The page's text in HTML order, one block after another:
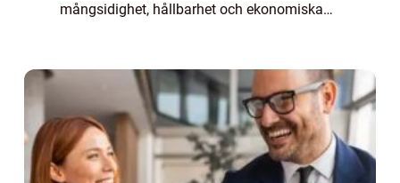
mångsidighet, hållbarhet och ekonomiska